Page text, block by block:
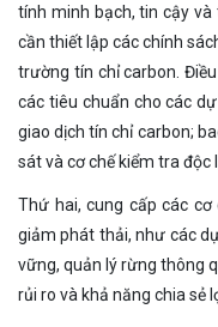
tính minh bạch, tin cậy và
cần thiết lập các chính
trường tín chỉ carbon.
các tiêu chuẩn cho các
giao dịch tín chỉ carbon;
sát và cơ chế kiểm tra độc
Thứ hai, cung cấp các
giảm phát thải, như các
vững, quản lý rừng thông
rủi ro và khả năng chia sẻ